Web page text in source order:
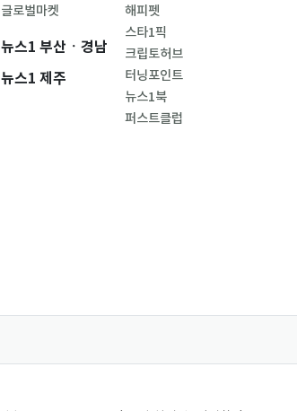
글로벌마켓
뉴스1 부산ㆍ경남
뉴스1 제주
해피펫
스타1픽
크립토허브
터닝포인트
뉴스1북
퍼스트클럽